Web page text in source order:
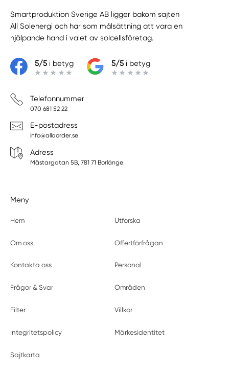
Smartproduktion Sverige AB ligger bakom sajten
All Solenergi och har som målsättning att vara en
hjälpande hand i valet av solcellsföretag.
5/5i betyg 5/5i betyg
Telefonnummer
070 681 52 22
E-postadress
info@allaorder.se
Adress
Mästargatan 5B, 781 71 Borlänge
Meny
Hem Utforska
Om oss Offertförfrågan
Kontakta oss Personal
Frågor & Svar Områden
Filter Villkor
Integritetspolicy Märkesidentitet
Sajtkarta